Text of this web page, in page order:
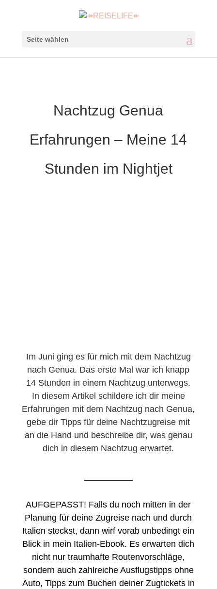
Seite wählen
Nachtzug Genua
Erfahrungen – Meine 14
Stunden im Nightjet
Im Juni ging es für mich mit dem Nachtzug
nach Genua. Das erste Mal war ich knapp
14 Stunden in einem Nachtzug unterwegs.
In diesem Artikel schildere ich dir meine
Erfahrungen mit dem Nachtzug nach Genua,
gebe dir Tipps für deine Nachtzugreise mit
an die Hand und beschreibe dir, was genau
dich in diesem Nachtzug erwartet.
AUFGEPASST! Falls du noch mitten in der
Planung für deine Zugreise nach und durch
Italien steckst, dann wirf vorab unbedingt ein
Blick in mein Italien-Ebook. Es erwarten dich
nicht nur traumhafte Routenvorschläge,
sondern auch zahlreiche Ausflugstipps ohne
Auto, Tipps zum Buchen deiner Zugtickets in